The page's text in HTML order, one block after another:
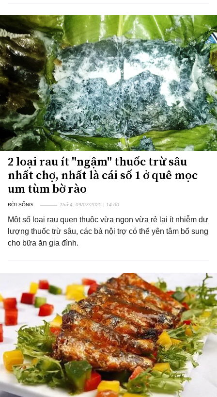
2 loại rau ít "ngậm" thuốc trừ sâu
nhất chợ, nhất là cái số 1 ở quê mọc
um tùm bờ rào
ĐỜI SỐNG Thứ 4, 09/07/2025 | 14:00
Một số loại rau quen thuộc vừa ngon vừa rẻ lại ít nhiễm dư
lượng thuốc trừ sâu, các bà nội trợ có thể yên tâm bổ sung
cho bữa ăn gia đình.